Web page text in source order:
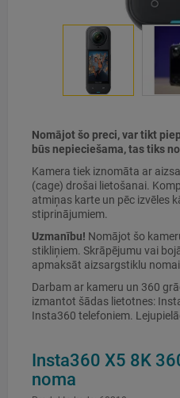
Nomājot šo preci, var tikt
būs nepieciešama, tas tiks
Kamera tiek iznomāta ar
(cage) drošai lietošanai.
atmiņas karte un pēc izvēles
stiprinājumiem.
Uzmanību! Nomājot šo
stikliņiem. Skrāpējumu vai
apmaksāt aizsargstiklu
Darbam ar kameru un 360
izmantot šādas lietotnes:
Insta360 telefoniem.
Insta360 X5 8K
noma